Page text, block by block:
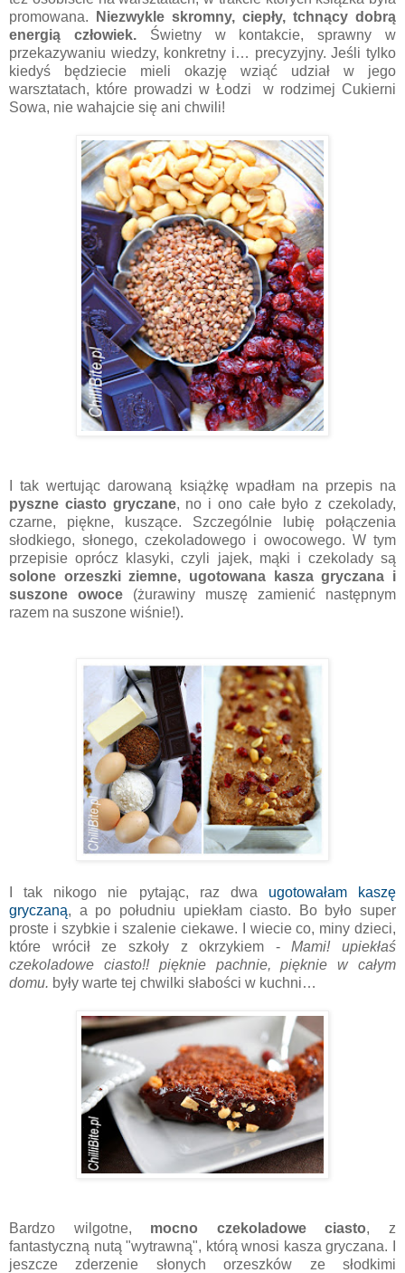
promowana.
Niezwykle skromny, ciepły, tchnący dobrą
energią człowiek. Świetny w kontakcie, sprawny w
przekazywaniu wiedzy, konkretny i… precyzyjny. Jeśli tylko
kiedyś będziecie mieli okazję wziąć udział w jego
warsztatach, które prowadzi w Łodzi w rodzimej Cukierni
Sowa, nie wahajcie się ani chwili!
I tak wertując darowaną książkę wpadłam na przepis na
pyszne ciasto gryczane, no i ono całe było z czekolady,
czarne, piękne, kuszące. Szczególnie lubię połączenia
słodkiego, słonego, czekoladowego i owocowego. W tym
przepisie oprócz klasyki, czyli jajek, mąki i czekolady są
solone orzeszki ziemne, ugotowana kasza gryczana i
suszone owoce (żurawiny muszę zamienić następnym
razem na suszone wiśnie!).
I tak nikogo nie pytając, raz dwa ugotowałam kaszę
gryczaną, a po południu upiekłam ciasto. Bo było super
proste i szybkie i szalenie ciekawe. I wiecie co, miny dzieci,
które wrócił ze szkoły z okrzykiem -Mami! upiekłaś
czekoladowe ciasto!! pięknie pachnie, pięknie w całym
domu. były warte tej chwilki słabości w kuchni…
Bardzo wilgotne, mocno czekoladowe ciasto, z
fantastyczną nutą "wytrawną", którą wnosi kasza gryczana. I
jeszcze zderzenie słonych orzeszków ze słodkimi